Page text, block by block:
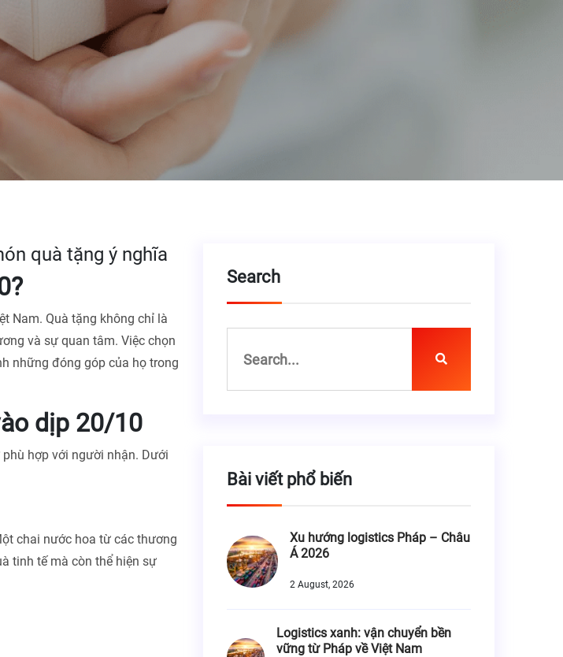
quà tặng ý nghĩa
Nam. Quà tặng không chỉ là
và sự quan tâm. Việc chọn
những đóng góp của họ trong
dịp 20/10
hợp với người nhận. Dưới
chai nước hoa từ các thương
tinh tế mà còn thể hiện sự
Search
Bài viết phổ biến
Xu hướng logistics Pháp – Châu
Á 2026
2 August, 2026
Logistics xanh: vận chuyển bền
vững từ Pháp về Việt Nam